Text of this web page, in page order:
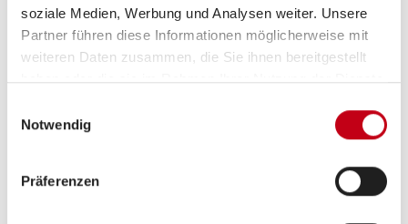
soziale Medien, Werbung und Analysen weiter. Unsere
Partner führen diese Informationen möglicherweise mit
weiteren Daten zusammen, die Sie ihnen bereitgestellt
haben oder die sie im Rahmen Ihrer Nutzung der Dienste
Notwendig
Präferenzen
Anzahl der
Sitze mit Gurt
4
Sitzgruppe
Infrastruktur